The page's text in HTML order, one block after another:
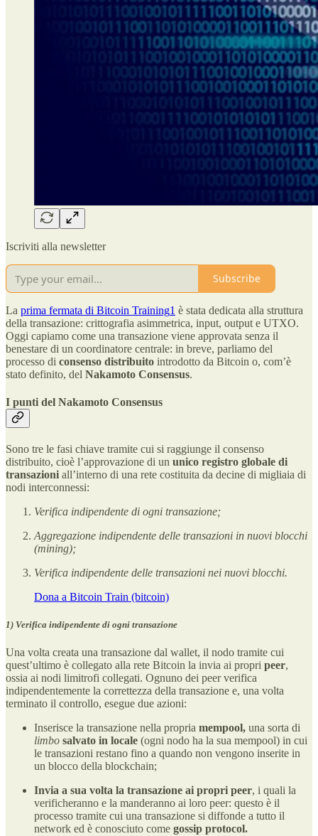
Iscriviti alla newsletter
Subscribe
La prima fermata di Bitcoin Training1 è stata dedicata alla struttura
della transazione: crittografia asimmetrica, input, output e UTXO.
Oggi capiamo come una transazione viene approvata senza il
benestare di un coordinatore centrale: in breve, parliamo del
processo di consenso distribuito introdotto da Bitcoin o, com’è
stato definito, del Nakamoto Consensus.
I punti del Nakamoto Consensus
Sono tre le fasi chiave tramite cui si raggiunge il consenso
distribuito, cioè l’approvazione di un unico registro globale di
transazioni all’interno di una rete costituita da decine di migliaia di
nodi interconnessi:
Verifica indipendente di ogni transazione;
Aggregazione indipendente delle transazioni in nuovi blocchi
(mining);
Verifica indipendente delle transazioni nei nuovi blocchi.
Dona a Bitcoin Train (bitcoin)
1) Verifica indipendente di ogni transazione
Una volta creata una transazione dal wallet, il nodo tramite cui
quest’ultimo è collegato alla rete Bitcoin la invia ai propri peer,
ossia ai nodi limitrofi collegati. Ognuno dei peer verifica
indipendentemente la correttezza della transazione e, una volta
terminato il controllo, esegue due azioni:
Inserisce la transazione nella propria mempool, una sorta di
limbo salvato in locale (ogni nodo ha la sua mempool) in cui
le transazioni restano fino a quando non vengono inserite in
un blocco della blockchain;
Invia a sua volta la transazione ai propri peer, i quali la
verificheranno e la manderanno ai loro peer: questo è il
processo tramite cui una transazione si diffonde a tutto il
network ed è conosciuto come gossip protocol.